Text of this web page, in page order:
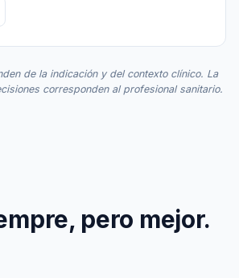
de la indicación y del contexto clínico. La
corresponden al profesional sanitario.
pero mejor.